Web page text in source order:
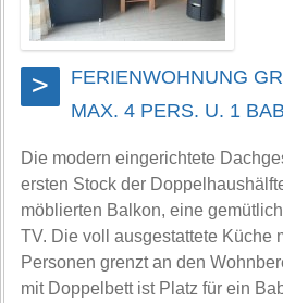
>
FERIENWOHNUNG
MAX. 4 PERS. U. 1
Die modern eingerichtete
ersten Stock der
möblierten Balkon, eine
TV. Die voll ausgestattete Küche
Personen grenzt an den
mit Doppelbett ist Platz für ein